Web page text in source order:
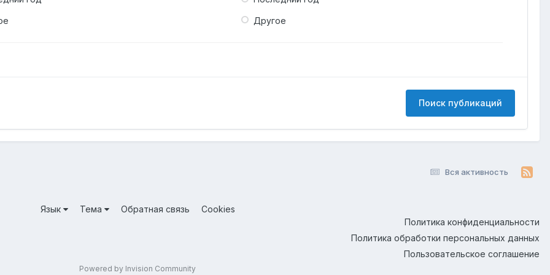
Другое
Поиск публикаций
Вся активность
Язык Тема Обратная связь
Cookies
Политика конфиденциальности
Политика обработки персональных данных
Пользовательское соглашение
Powered by Invision Community